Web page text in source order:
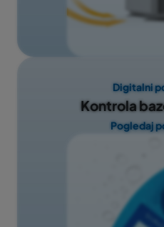
Digitalni
Kontrola
Pogledaj